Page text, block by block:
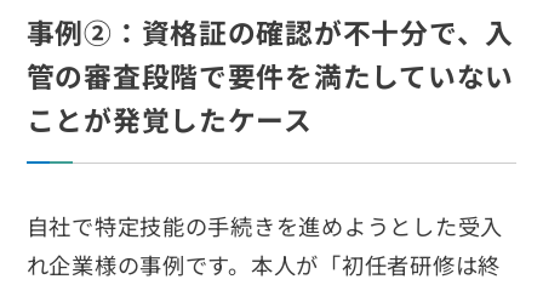
事例②：資格証の確認が不十分で、入
管の審査段階で要件を満たしていない
ことが発覚したケース
自社で特定技能の手続きを進めようとした受入
れ企業様の事例です。本人が「初任者研修は終